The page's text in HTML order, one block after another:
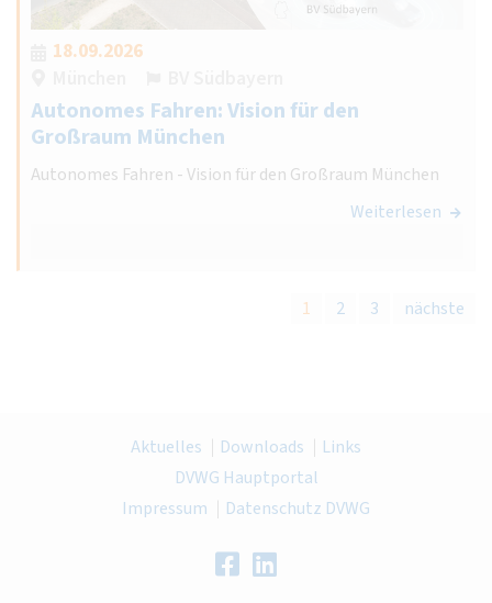
18.09.2026
Autonomes Fahren: Vision für den
Großraum München
Autonomes Fahren - Vision für den Großraum München
Weiterlesen
1 2 3 nächste
Aktuelles Downloads
Links
DVWG Hauptportal
Impressum
Datenschutz DVWG